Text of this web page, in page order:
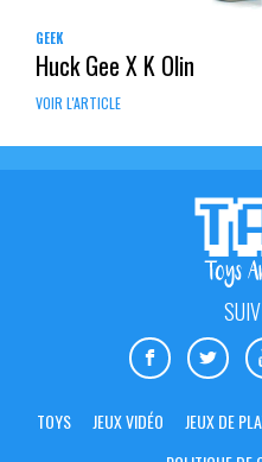
GEEK
Huck Gee X K Olin
VOIR L'ARTICLE
TOYS JEUX VIDÉO JEUX DE